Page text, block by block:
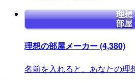
理想
部屋
理想の部屋メーカー(4,380)
名前を入れると、あなたの理